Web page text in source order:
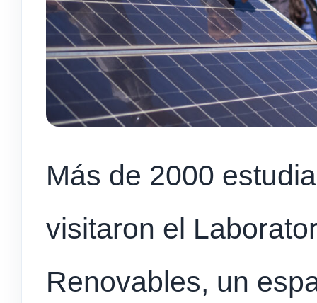
Más de 2000
visitaron el
Renovables, un